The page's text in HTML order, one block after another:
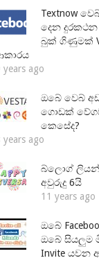
Textnow
දෙන
බුක් ගිණුමක්
years ago
ඔබේ වෙබ්
ගොඩක්
කෙසේද?
years ago
බ්ලොග්
අවුරුදු 6යි
11 years ago
ඔබේ
ඔබේ සියලුම
Invite යවන